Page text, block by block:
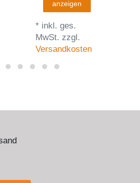
anzeigen
* inkl. ges.
MwSt. zzgl.
Versandkosten